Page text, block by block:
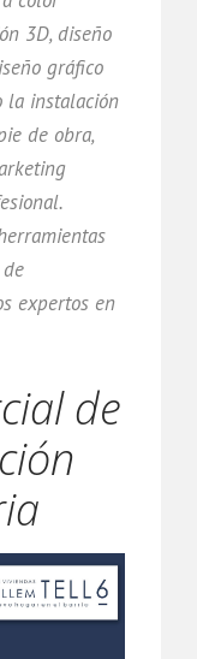
3D, diseño
gráfico
la instalación
de obra,
expertos en
de